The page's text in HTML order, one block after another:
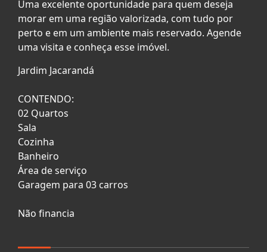
Uma excelente oportunidade para quem deseja
morar em uma região valorizada, com tudo por
perto e em um ambiente mais reservado. Agende
uma visita e conheça esse imóvel.
Jardim Jacarandá
CONTENDO:
02 Quartos
Sala
Cozinha
Banheiro
Área de serviço
Garagem para 03 carros
Não financia